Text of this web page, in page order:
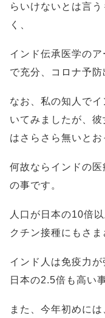
らいけないとは言
く、
インド伝承医学の
で充分、コロナ予防
なお、私の知人で
いてみましたが、
はさらさら無いとお
何故ならインドの
の事です。
人口が日本の10倍
クチン接種にもさま
インド人は免疫力
日本の2.5倍も高い
また、今年初めに